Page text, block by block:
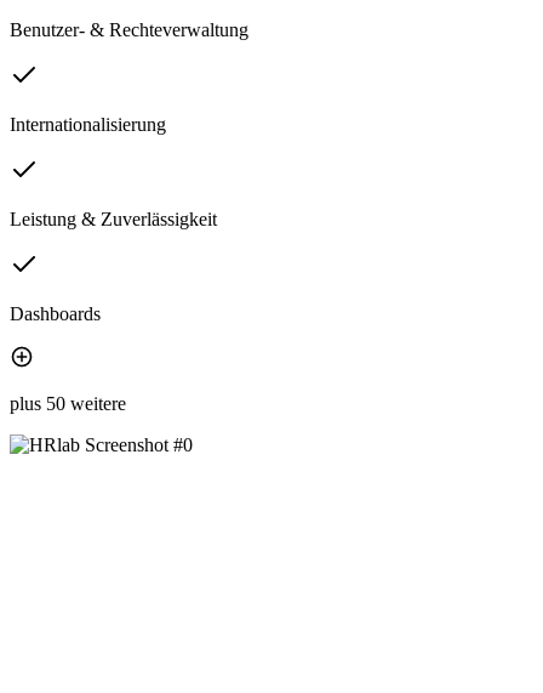
Benutzer- & Rechteverwaltung
Internationalisierung
Leistung & Zuverlässigkeit
Dashboards
plus 50 weitere